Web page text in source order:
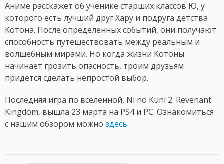
Аниме расскажет об ученике старших классов Ю, у
которого есть лучший друг Хару и подруга детства
Котона. После определенных событий, они получают
способность путешествовать между реальным и
волшебным мирами. Но когда жизни Котоны
начинает грозить опасность, троим друзьям
придётся сделать непростой выбор.
Последняя игра по вселенной, Ni no Kuni 2: Revenant
Kingdom, вышла 23 марта на PS4 и PC. Ознакомиться
с нашим обзором можно здесь.